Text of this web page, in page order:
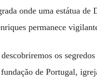
onde uma estátua de
permanece
os segredos
de Portugal,